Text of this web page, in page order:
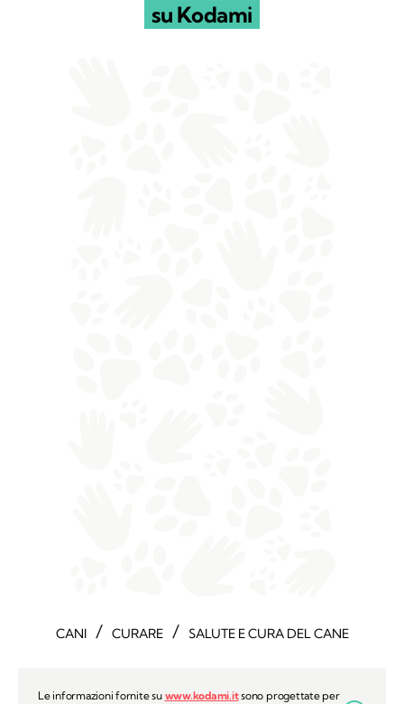
su Kodami
CANI / CURARE / SALUTE E CURA DEL CANE
Le informazioni fornite su www.kodami.itsono progettate per